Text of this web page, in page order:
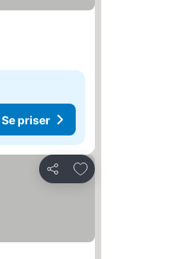
Se priser
Del
Føj til favoritter